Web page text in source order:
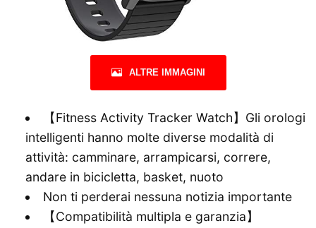
ALTRE IMMAGINI
【Fitness Activity Tracker Watch】Gli orologi
intelligenti hanno molte diverse modalità di
attività: camminare, arrampicarsi, correre,
andare in bicicletta, basket, nuoto
Non ti perderai nessuna notizia importante
【Compatibilità multipla e garanzia】